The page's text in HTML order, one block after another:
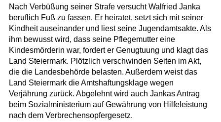
Nach Verbüßung seiner Strafe versucht Walfried Janka
beruflich Fuß zu fassen. Er heiratet, setzt sich mit seiner
Kindheit auseinander und liest seine Jugendamtsakte. Als
ihm bewusst wird, dass seine Pflegemutter eine
Kindesmörderin war, fordert er Genugtuung und klagt das
Land Steiermark. Plötzlich verschwinden Seiten im Akt,
die die Landesbehörde belasten. Außerdem weist das
Land Steiermark die Amtshaftungsklage wegen
Verjährung zurück. Abgelehnt wird auch Jankas Antrag
beim Sozialministerium auf Gewährung von Hilfeleistung
nach dem Verbrechensopfergesetz.